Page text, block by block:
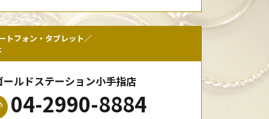
トフォン・タブレット／
ールドステーション小手指店
04-2990-8884